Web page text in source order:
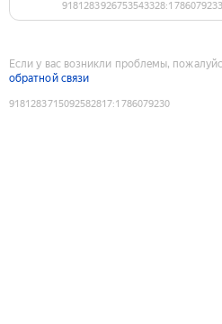
Если у вас возникли проблемы,
обратной связи
9181283715092582817:1786079230